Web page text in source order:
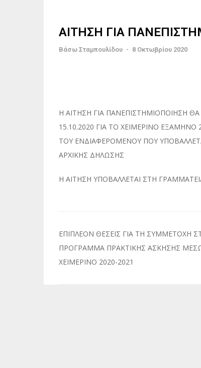
ΑΙΤΗΣΗ ΓΙΑ
Βάσω Σταμπουλίδου - 8 Οκτωβρίου 2020
Η ΑΙΤΗΣΗ ΓΙΑ ΠΑΝΕΠΙΣΤΗΜΙΟΠΟΙΗΣΗ
15.10.2020 ΓΙΑ ΤΟ ΧΕΙΜΕΡΙΝΟ
ΤΟΥ ΕΝΔΙΑΦΕΡΟΜΕΝΟΥ ΠΟΥ
ΑΡΧΙΚΗΣ ΔΗΛΩΣΗΣ
Η ΑΙΤΗΣΗ ΥΠΟΒΑΛΛΕΤΑΙ ΣΤΗ
Πλοήγηση
άρθρων
ΕΠΙΠΛΕΟΝ ΘΕΣΕΙΣ ΓΙΑ ΤΗ ΣΥΜΜΕΤΟΧΗ
ΠΡΟΓΡΑΜΜΑ ΠΡΑΚΤΙΚΗΣ ΑΣΚΗΣΗΣ
ΧΕΙΜΕΡΙΝΟ 2020-2021